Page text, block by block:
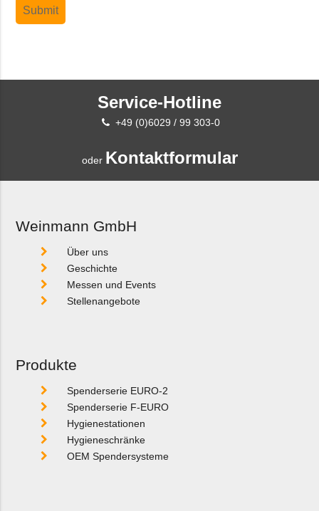
Service-Hotline
+49 (0)6029 / 99 303-0
oder Kontaktformular
Weinmann GmbH
Über uns
Geschichte
Messen und Events
Stellenangebote
Produkte
Spenderserie EURO-2
Spenderserie F-EURO
Hygienestationen
Hygieneschränke
OEM Spendersysteme